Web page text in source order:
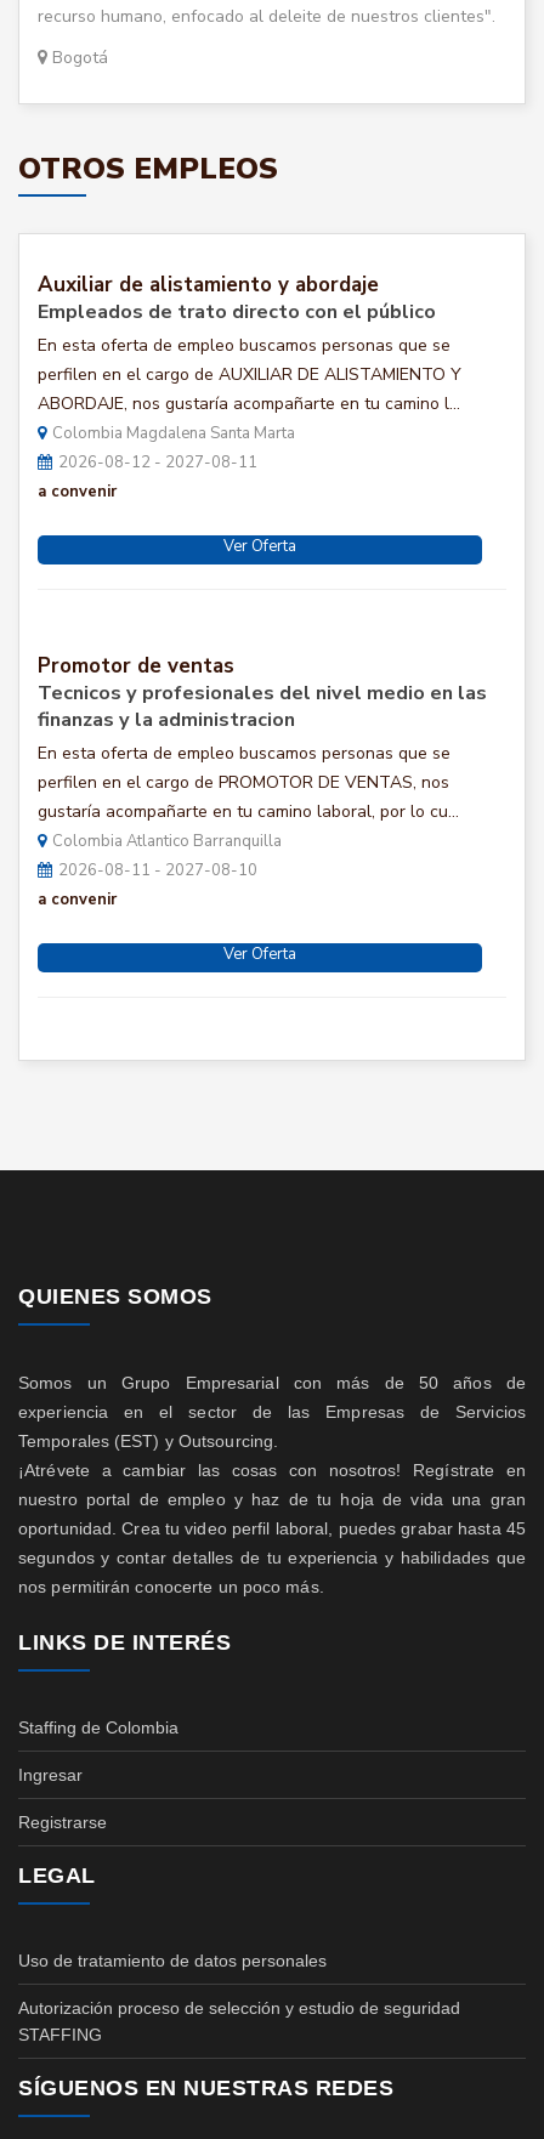
recurso humano, enfocado al deleite de nuestros clientes".
Bogotá
OTROS EMPLEOS
Auxiliar de alistamiento y abordaje
Empleados de trato directo con el público
En esta oferta de empleo buscamos personas que se
perfilen en el cargo de AUXILIAR DE ALISTAMIENTO Y
ABORDAJE, nos gustaría acompañarte en tu camino l...
Colombia Magdalena Santa Marta
2026-08-12 - 2027-08-11
a convenir
Ver Oferta
Promotor de ventas
Tecnicos y profesionales del nivel medio en las
finanzas y la administracion
En esta oferta de empleo buscamos personas que se
perfilen en el cargo de PROMOTOR DE VENTAS, nos
gustaría acompañarte en tu camino laboral, por lo cu...
Colombia Atlantico Barranquilla
2026-08-11 - 2027-08-10
a convenir
Ver Oferta
QUIENES SOMOS
Somos un Grupo Empresarial con más de 50 años de
experiencia en el sector de las Empresas de Servicios
Temporales (EST) y Outsourcing.
¡Atrévete a cambiar las cosas con nosotros! Regístrate en
nuestro portal de empleo y haz de tu hoja de vida una gran
oportunidad. Crea tu video perfil laboral, puedes grabar hasta 45
segundos y contar detalles de tu experiencia y habilidades que
nos permitirán conocerte un poco más.
LINKS DE INTERÉS
Staffing de Colombia
Ingresar
Registrarse
LEGAL
Uso de tratamiento de datos personales
Autorización proceso de selección y estudio de seguridad
STAFFING
SÍGUENOS EN NUESTRAS REDES